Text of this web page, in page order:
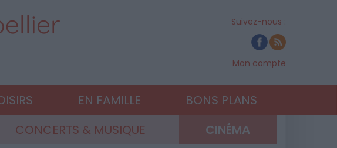
Suivez-nous :
Mon compte
EN FAMILLE
BONS PLANS
CONCERTS & MUSIQUE CINÉMA